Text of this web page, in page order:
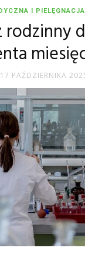
I
rodzinny
17 PAŹDZIERNIKA